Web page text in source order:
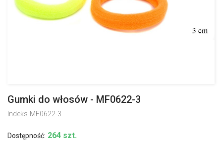
Gumki do włosów - MF0622-3
Indeks MF0622-3
Dostępność: 264 szt.